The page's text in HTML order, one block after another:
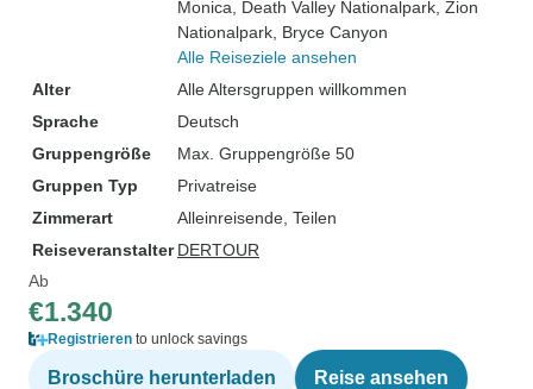
Monica , Death Valley Nationalpark , Zion
Nationalpark , Bryce Canyon
Alle Reiseziele ansehen
Alter
Alle Altersgruppen willkommen
Sprache
Deutsch
Gruppengröße
Max. Gruppengröße 50
Gruppen Typ
Privatreise
Zimmerart
Alleinreisende, Teilen
Reiseveranstalter DERTOUR
Ab
€1.340
Registrieren to unlock savings
Broschüre herunterladen Reise ansehen